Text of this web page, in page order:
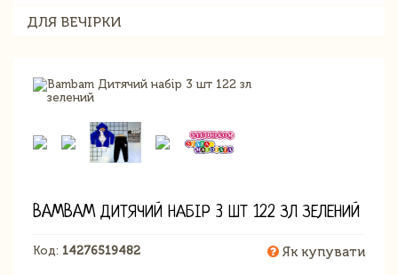
ДЛЯ ВЕЧІРКИ
BAMBAM ДИТЯЧИЙ НАБІР 3 ШТ 122 ЗЛ ЗЕЛЕНИЙ
Код: 14276519482 Як купувати